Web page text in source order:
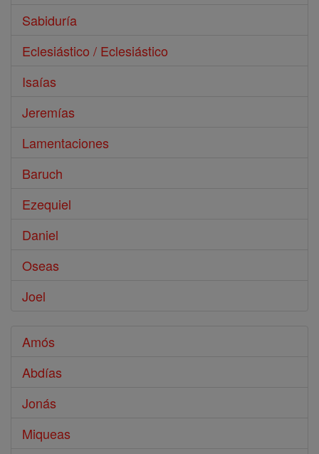
Sabiduría
Eclesiástico / Eclesiástico
Isaías
Jeremías
Lamentaciones
Baruch
Ezequiel
Daniel
Oseas
Joel
Amós
Abdías
Jonás
Miqueas